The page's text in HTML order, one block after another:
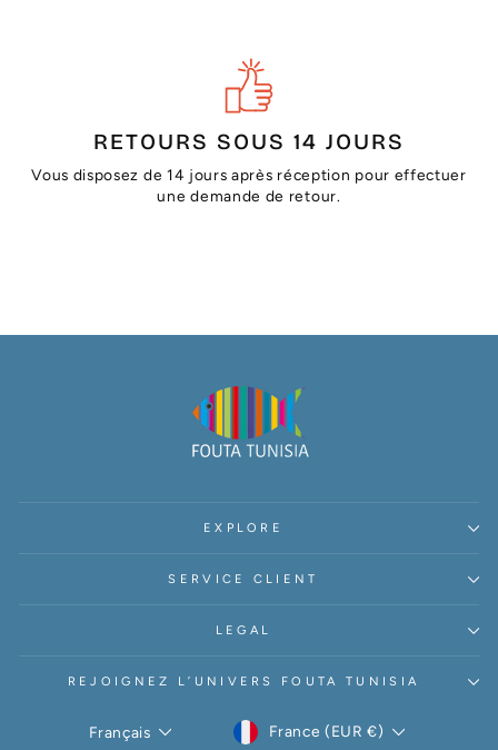
RETOURS SOUS 14 JOURS
Vous disposez de 14 jours après réception pour effectuer
une demande de retour.
EXPLORE
SERVICE CLIENT
LEGAL
REJOIGNEZ L’UNIVERS FOUTA TUNISIA
LANGUE
Français DEVISE
France (EUR €)